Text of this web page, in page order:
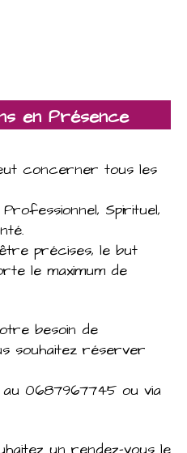
en Présence
concerner tous les
Spirituel,
précises, le but
le maximum de
besoin de
souhaitez réserver
0687967745 ou via